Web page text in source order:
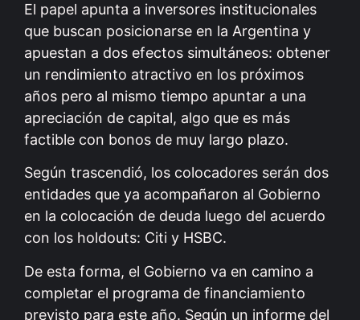
El papel apunta a inversores institucionales
que buscan posicionarse en la Argentina y
apuestan a dos efectos simultáneos: obtener
un rendimiento atractivo en los próximos
años pero al mismo tiempo apuntar a una
apreciación de capital, algo que es más
factible con bonos de muy largo plazo.
Según trascendió, los colocadores serán dos
entidades que ya acompañaron al Gobierno
en la colocación de deuda luego del acuerdo
con los holdouts: Citi y HSBC.
De esta forma, el Gobierno va en camino a
completar el programa de financiamiento
previsto para este año. Según un informe del